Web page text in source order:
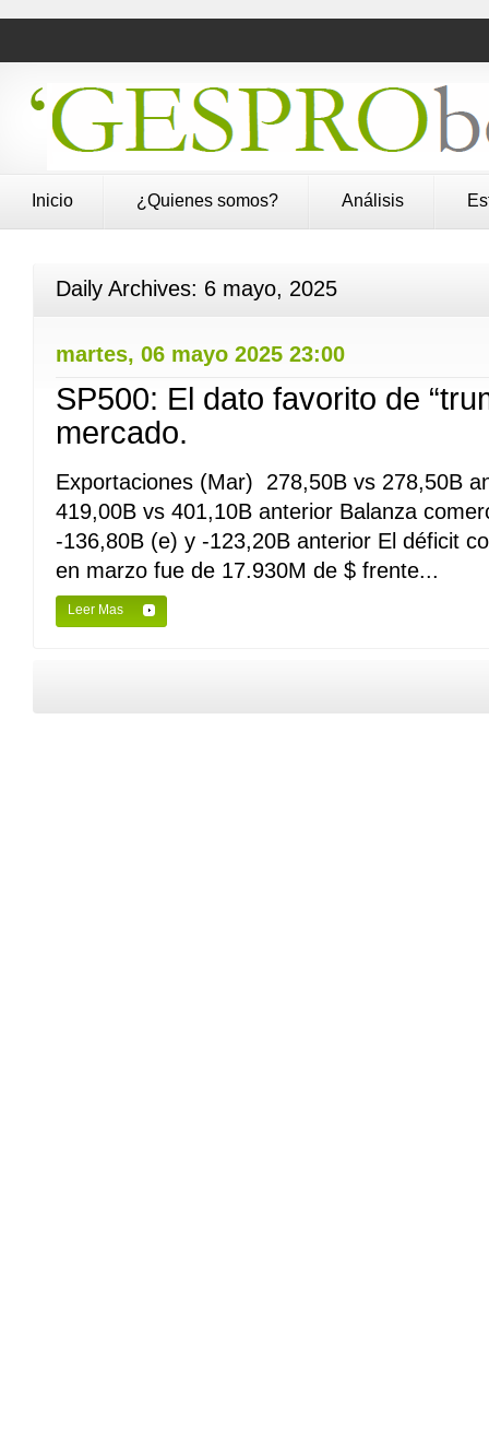
Inicio ¿Quienes somos? Análisis
Daily Archives: 6 mayo, 2025
martes, 06 mayo 2025 23:00
SP500: El dato favorito de
mercado.
Exportaciones (Mar) 278,50B vs 278,50B
419,00B vs 401,10B anterior Balanza
-136,80B (e) y -123,20B anterior El déficit
en marzo fue de 17.930M de $ frente...
Leer Mas